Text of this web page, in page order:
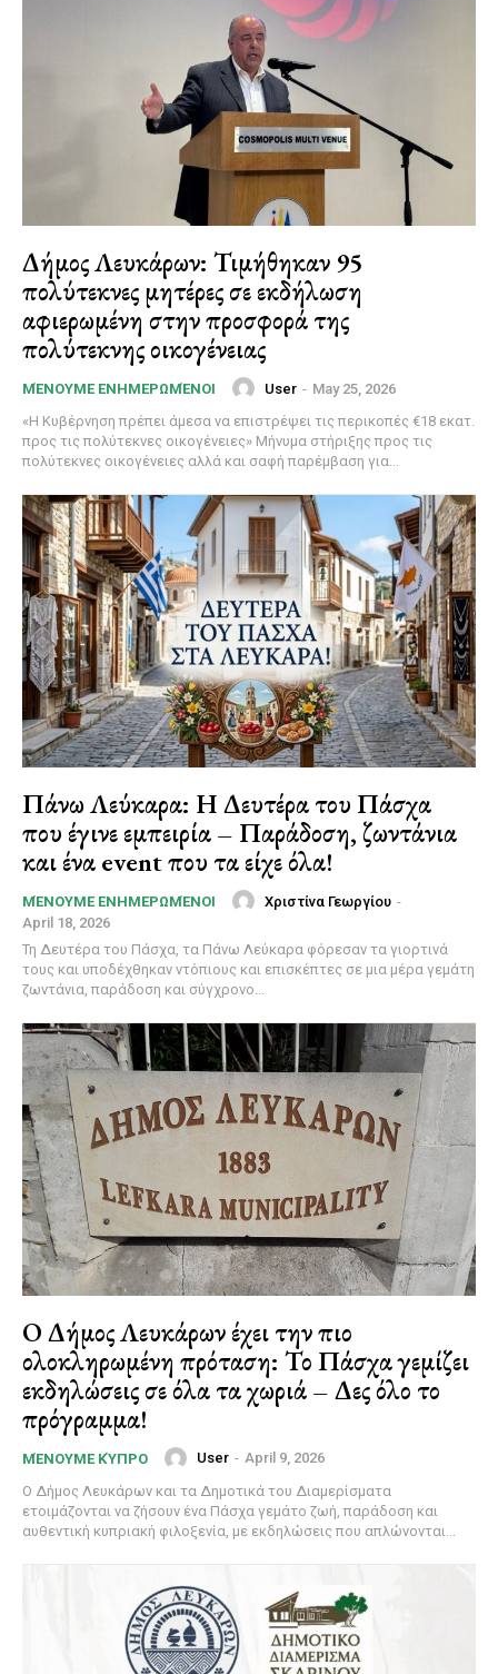
Δήμος Λευκάρων: Τιμήθηκαν 95
πολύτεκνες μητέρες σε εκδήλωση
αφιερωμένη στην προσφορά της
πολύτεκνης οικογένειας
ΜΈΝΟΥΜΕ ΕΝΗΜΕΡΩΜΈΝΟΙ User - May 25, 2026
«Η Κυβέρνηση πρέπει άμεσα να επιστρέψει τις περικοπές €18 εκατ.
προς τις πολύτεκνες οικογένειες» Μήνυμα στήριξης προς τις
πολύτεκνες οικογένειες αλλά και σαφή παρέμβαση για...
Πάνω Λεύκαρα: Η Δευτέρα του Πάσχα
που έγινε εμπειρία – Παράδοση, ζωντάνια
και ένα event που τα είχε όλα!
ΜΈΝΟΥΜΕ ΕΝΗΜΕΡΩΜΈΝΟΙ Χριστίνα Γεωργίου -
April 18, 2026
Τη Δευτέρα του Πάσχα, τα Πάνω Λεύκαρα φόρεσαν τα γιορτινά
τους και υποδέχθηκαν ντόπιους και επισκέπτες σε μια μέρα γεμάτη
ζωντάνια, παράδοση και σύγχρονο...
Ο Δήμος Λευκάρων έχει την πιο
ολοκληρωμένη πρόταση: Το Πάσχα γεμίζει
εκδηλώσεις σε όλα τα χωριά – Δες όλο το
πρόγραμμα!
ΜΈΝΟΥΜΕ ΚΎΠΡΟ User - April 9, 2026
Ο Δήμος Λευκάρων και τα Δημοτικά του Διαμερίσματα
ετοιμάζονται να ζήσουν ένα Πάσχα γεμάτο ζωή, παράδοση και
αυθεντική κυπριακή φιλοξενία, με εκδηλώσεις που απλώνονται...